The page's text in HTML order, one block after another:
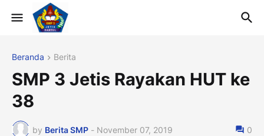
Beranda Berita
SMP 3 Jetis Rayakan HUT ke
38
by Berita SMP - November 07, 2019 0